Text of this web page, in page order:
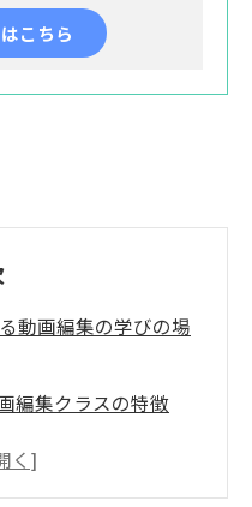
こちら
動画編集の学びの場
編集クラスの特徴